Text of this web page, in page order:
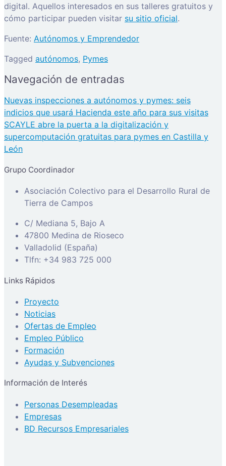
digital. Aquellos interesados en sus talleres gratuitos y
cómo participar pueden visitar su sitio oficial.
Fuente: Autónomos y Emprendedor
Tagged autónomos, Pymes
Navegación de entradas
Nuevas inspecciones a autónomos y pymes: seis
indicios que usará Hacienda este año para sus visitas
SCAYLE abre la puerta a la digitalización y
supercomputación gratuitas para pymes en Castilla y
León
Grupo Coordinador
Asociación Colectivo para el Desarrollo Rural de
Tierra de Campos
C/ Mediana 5, Bajo A
47800 Medina de Rioseco
Valladolid (España)
Tlfn: +34 983 725 000
Links Rápidos
Proyecto
Noticias
Ofertas de Empleo
Empleo Público
Formación
Ayudas y Subvenciones
Información de Interés
Personas Desempleadas
Empresas
BD Recursos Empresariales